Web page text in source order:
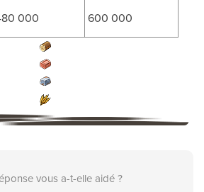
000 600 000
vous a-t-elle aidé ?